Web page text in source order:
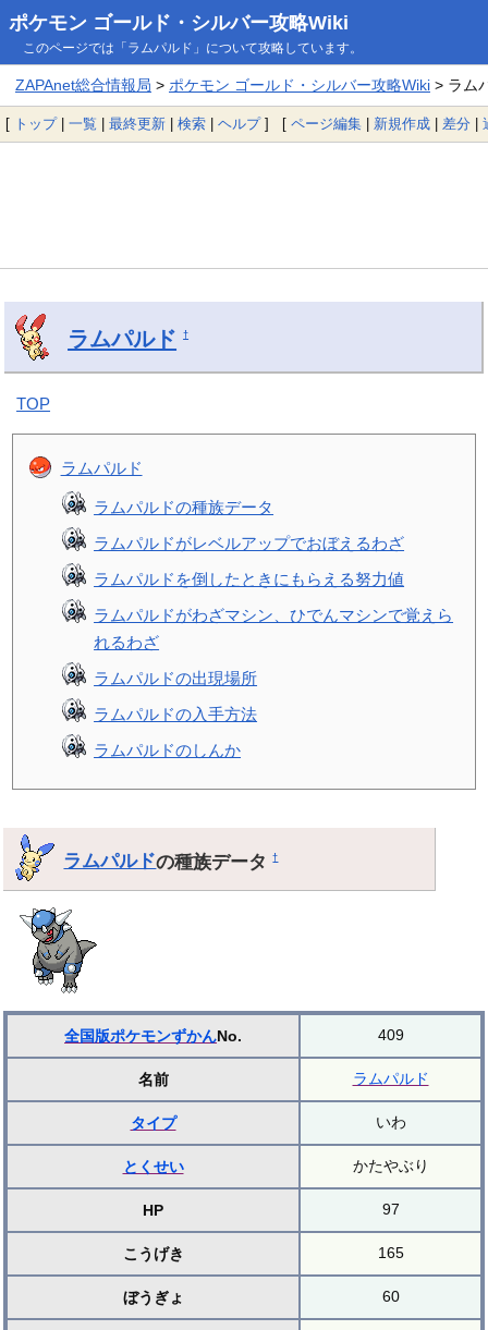
ポケモン ゴールド・シルバー攻略Wiki
このページでは「ラムパルド」について攻略しています。
ZAPAnet総合情報局 > ポケモン ゴールド・シルバー攻略Wiki> ラム
[ トップ| 一覧 | 最終更新 | 検索 | ヘルプ] [ ページ編集 | 新規作成 | 差分 |
ラムパルド †
TOP
ラムパルド
ラムパルドの種族データ
ラムパルドがレベルアップでおぼえるわざ
ラムパルドを倒したときにもらえる努力値
ラムパルドがわざマシン、ひでんマシンで覚えら
れるわざ
ラムパルドの出現場所
ラムパルドの入手方法
ラムパルドのしんか
ラムパルドの種族データ†
全国版ポケモンずかんNo. 409
名前 ラムパルド
タイプ いわ
とくせい かたやぶり
HP 97
こうげき 165
ぼうぎょ 60